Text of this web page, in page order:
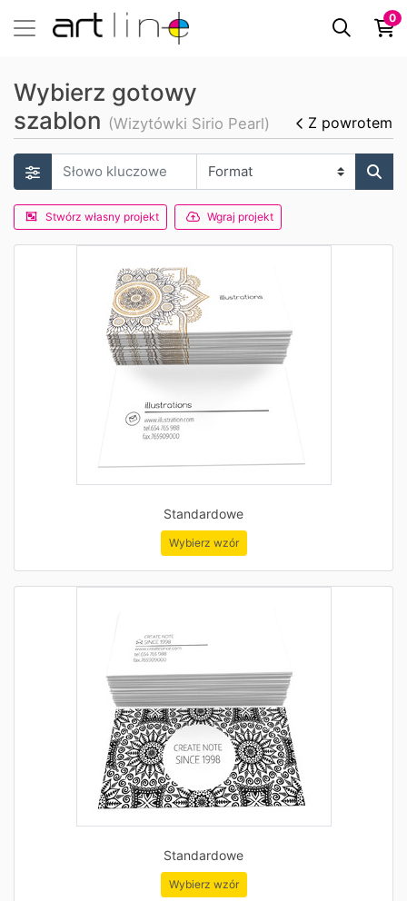
0
Wybierz gotowy
szablon (Wizytówki Sirio Pearl) Z powrotem
Stwórz własny projekt Wgraj projekt
Standardowe
Wybierz wzór
Standardowe
Wybierz wzór